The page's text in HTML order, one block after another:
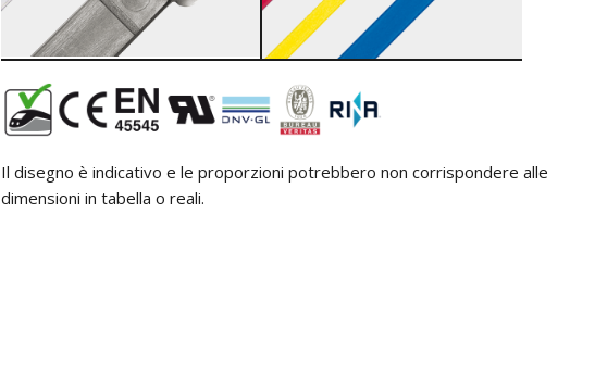
Il disegno è indicativo e le proporzioni potrebbero non corrispondere alle
dimensioni in tabella o reali.